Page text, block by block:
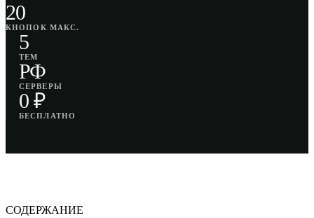
20
КНОПОК МАКС.
5
ТЕМ
РФ
СЕРВЕРЫ
0 ₽
БЕСПЛАТНО
СОДЕРЖАНИЕ